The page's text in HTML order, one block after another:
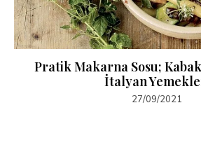
Pratik Makarna Sosu;
İtalyan
27/09/2021